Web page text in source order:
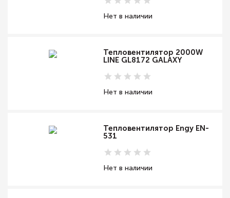
Нет в наличии
Тепловентилятор 2000W
LINE GL8172 GALAXY
Нет в наличии
Тепловентилятор Engy EN-
531
Нет в наличии